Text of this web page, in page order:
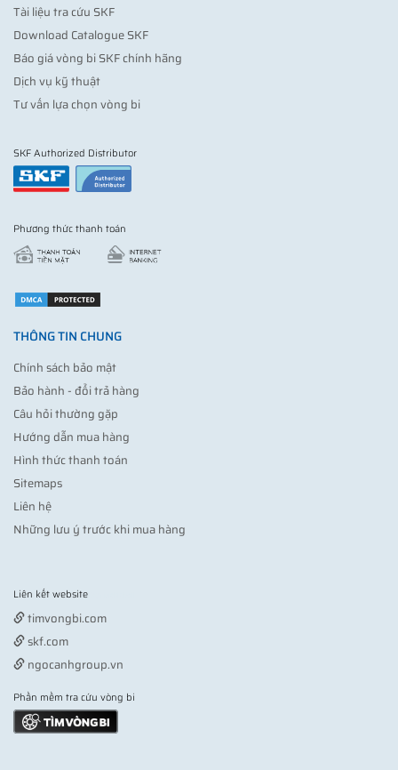
Tài liệu tra cứu SKF
Download Catalogue SKF
Báo giá vòng bi SKF chính hãng
Dịch vụ kỹ thuật
Tư vấn lựa chọn vòng bi
SKF Authorized Distributor
Phương thức thanh toán
THÔNG TIN CHUNG
Chính sách bảo mật
Bảo hành - đổi trả hàng
Câu hỏi thường gặp
Hướng dẫn mua hàng
Hình thức thanh toán
Sitemaps
Liên hệ
Những lưu ý trước khi mua hàng
Liên kết website
timvongbi.com
skf.com
ngocanhgroup.vn
Phần mềm tra cứu vòng bi